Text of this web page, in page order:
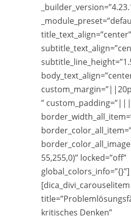
title_text_align=”center”
”
55,255,0)” locked=”off”
global_colors_info=”{}”]
[dica_divi_carouselitem
kritisches Denken”